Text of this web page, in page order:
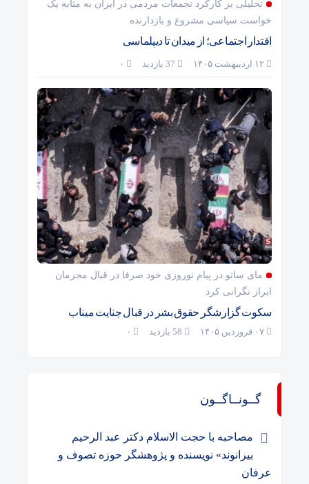
تحلیلی بر کارکرد تجمعات مردمی در ایران به مثابه یک
خواست سیاسی مشروع و بازدارنده
اقتدار اجتماعی؛ از میدان تا دیپلماسی
۰
مای ساتو در پیام نوروزی خود صرفا در قبال مجرمان
ابراز نگرانی کرد
سکوت گزارشگر حقوق بشر در قبال جنایت میناب
۰
گــونــاگــون
مصاحبه با حجت الاسلام دکتر عبد الرحیم
بیرانوند» نویسنده و پژوهشگر حوزه تصوف و
عرفان